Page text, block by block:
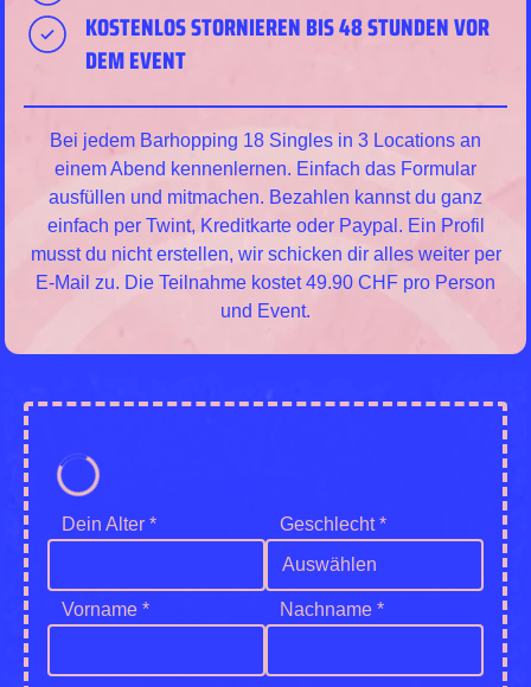
KOSTENLOS STORNIEREN BIS 48 STUNDEN VOR
DEM EVENT
Bei jedem Barhopping 18 Singles in 3 Locations an
einem Abend kennenlernen. Einfach das Formular
ausfüllen und mitmachen. Bezahlen kannst du ganz
einfach per Twint, Kreditkarte oder Paypal. Ein Profil
musst du nicht erstellen, wir schicken dir alles weiter per
E-Mail zu. Die Teilnahme kostet 49.90 CHF pro Person
und Event.
Dein Alter *
Geschlecht *
Auswählen
Vorname * Nachname *